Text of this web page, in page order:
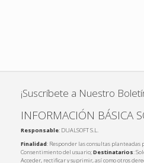
¡Suscríbete a Nuestro
INFORMACIÓN BÁSICA
Responsable: DUALSOFT S.L.
Finalidad: Responder las consultas
Consentimiento del usuario;Destinatarios:
Acceder, rectificar y suprimir, así como otros